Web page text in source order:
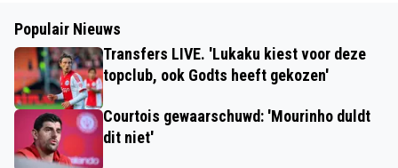
Populair Nieuws
Transfers LIVE. 'Lukaku kiest voor deze
topclub, ook Godts heeft gekozen'
Courtois gewaarschuwd: 'Mourinho duldt
dit niet'